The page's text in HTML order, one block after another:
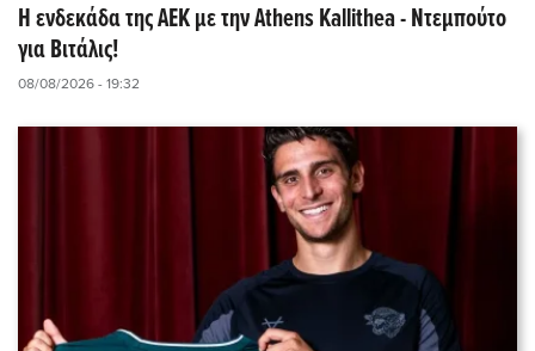
Η ενδεκάδα της ΑΕΚ με την Athens Kallithea - Ντεμπούτο
για Βιτάλις!
08/08/2026 - 19:32